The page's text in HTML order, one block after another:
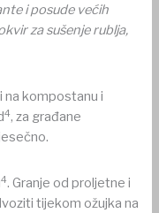
i posude većih
za sušenje rublja,
kompostanu i
4, za građane
4. Granje od proljetne i
tijekom ožujka na